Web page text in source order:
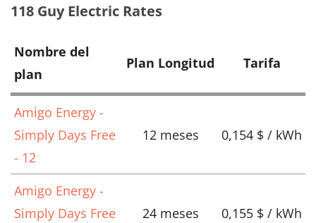
118 Guy Electric Rates
Nombre del
plan
Plan Longitud Tarifa
Amigo Energy -
Simply Days Free
- 12
12 meses 0,154 $ / kWh
Amigo Energy -
Simply Days Free
24 meses 0,155 $ / kWh